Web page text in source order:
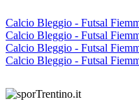
Calcio Bleggio - Futsal
Calcio Bleggio - Futsal
Calcio Bleggio - Futsal
Calcio Bleggio - Futsal